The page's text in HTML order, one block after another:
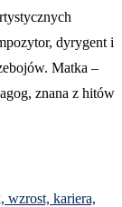
dyrygent i
Matka –
znana z hitów
wzrost, kariera,